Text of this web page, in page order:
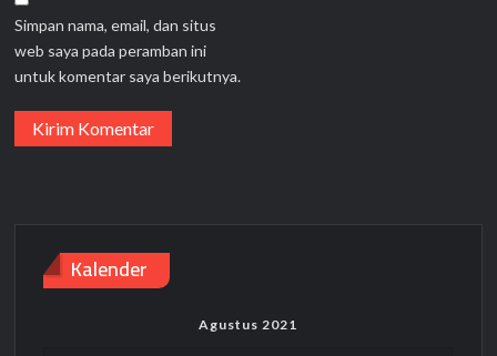
Simpan nama, email, dan situs
web saya pada peramban ini
untuk komentar saya berikutnya.
Kalender
Agustus 2021